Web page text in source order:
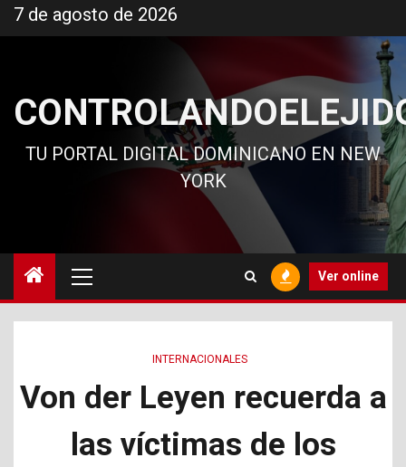
al
7 de agosto de 2026
TU PORTAL DIGITAL DOMINICANO EN NEW
YORK
principal
Ver online
INTERNACIONALES
Von der Leyen recuerda a
las víctimas de los